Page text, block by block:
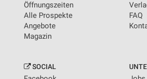
Öffnungszeiten
Alle Prospekte
Angebote
Magazin
FAQ
SOCIAL